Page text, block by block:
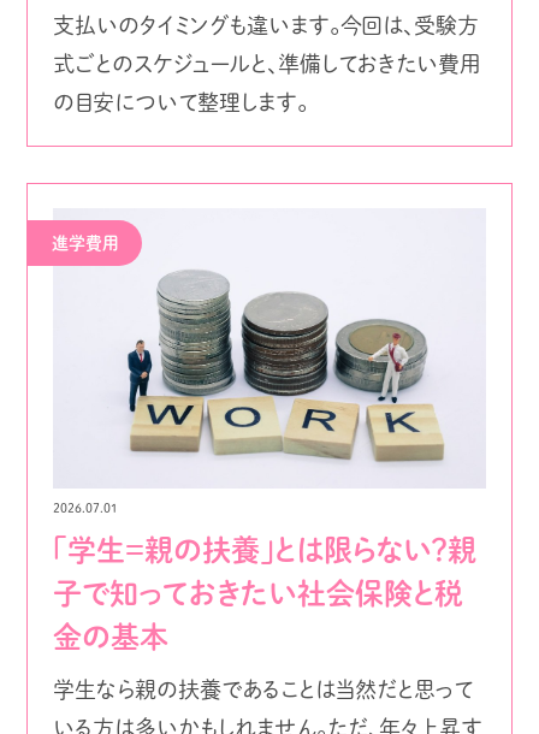
支払いのタイミングも違います。今回は、受験方
式ごとのスケジュールと、準備しておきたい費用
の目安について整理します。
進学費用
2026.07.01
「学生＝親の扶養」とは限らない？親
子で知っておきたい社会保険と税
金の基本
学生なら親の扶養であることは当然だと思って
いる方は多いかもしれません。ただ、年々上昇す